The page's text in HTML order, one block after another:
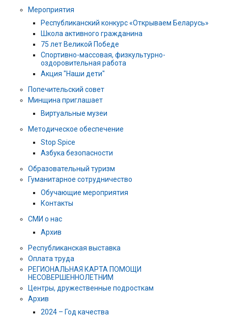
Мероприятия
Республиканский конкурс «Открываем Беларусь»
Школа активного гражданина
75 лет Великой Победе
Спортивно-массовая, физкультурно-
оздоровительная работа
Акция "Наши дети"
Попечительский совет
Минщина приглашает
Виртуальные музеи
Методическое обеспечение
Stop Spice
Азбука безопасности
Образовательный туризм
Гуманитарное сотрудничество
Обучающие мероприятия
Контакты
СМИ о нас
Архив
Республиканская выставка
Оплата труда
РЕГИОНАЛЬНАЯ КАРТА ПОМОЩИ
НЕСОВЕРШЕННОЛЕТНИМ
Центры, дружественные подросткам
Архив
2024 – Год качества